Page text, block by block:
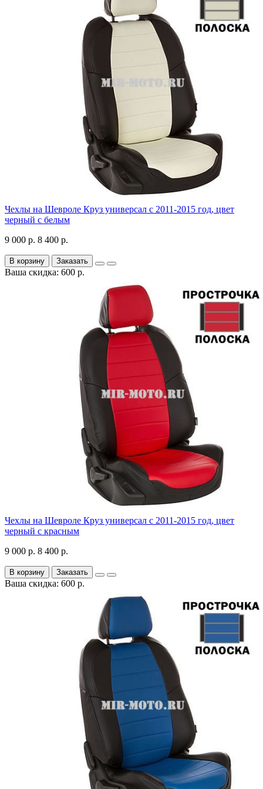
Чехлы на Шевроле Круз универсал с 2011-2015 год, цвет
черный с белым
9 000 р. 8 400 р.
В корзину Заказать
Ваша скидка: 600 р.
Чехлы на Шевроле Круз универсал с 2011-2015 год, цвет
черный с красным
9 000 р. 8 400 р.
В корзину Заказать
Ваша скидка: 600 р.